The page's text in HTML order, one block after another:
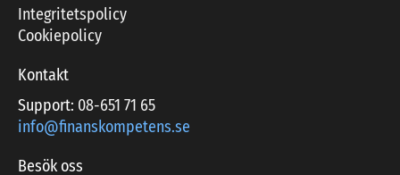
Integritetspolicy
Cookiepolicy
Kontakt
Support: 08-651 71 65
info@finanskompetens.se
Besök oss